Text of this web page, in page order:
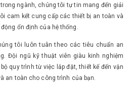
ngành, chúng tôi tự tin mang đến giải
cam kết cung cấp các thiết bị an toàn và
ổn định của hệ thống.
tôi luôn tuân theo các tiêu chuẩn an
Đội ngũ kỹ thuật viên giàu kinh nghiệm
quy trình từ việc lắp đặt, thiết kế đến vận
an toàn cho công trình của bạn.